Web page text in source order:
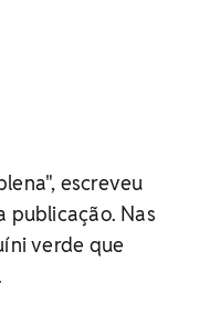
escreveu
publicação. Nas
verde que